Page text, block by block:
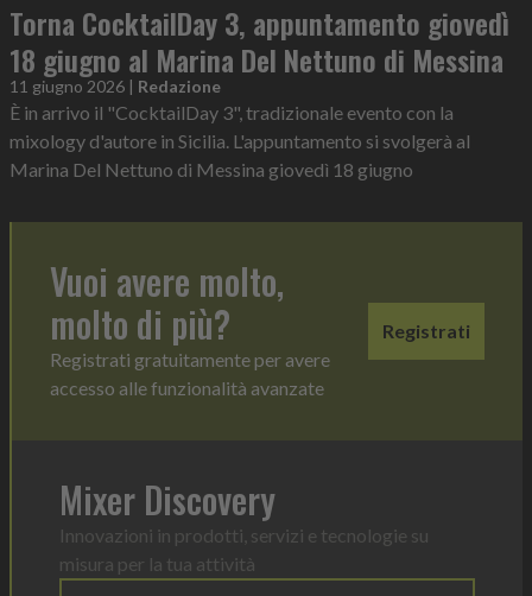
Torna CocktailDay 3, appuntamento giovedì
18 giugno al Marina Del Nettuno di Messina
11 giugno 2026 | Redazione
È in arrivo il "CocktailDay 3", tradizionale evento con la
mixology d'autore in Sicilia. L'appuntamento si svolgerà al
Marina Del Nettuno di Messina giovedì 18 giugno
Vuoi avere molto,
molto di più?
Registrati gratuitamente per avere
accesso alle funzionalità avanzate
Registrati
Mixer Discovery
Innovazioni in prodotti, servizi e tecnologie su
misura per la tua attività